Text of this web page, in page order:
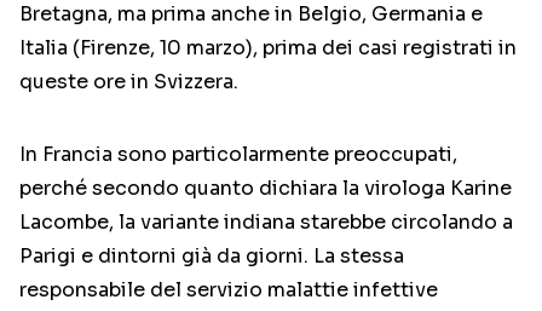
Bretagna, ma prima anche in Belgio, Germania e
Italia (Firenze, 10 marzo), prima dei casi registrati in
queste ore in Svizzera.
In Francia sono particolarmente preoccupati,
perché secondo quanto dichiara la virologa Karine
Lacombe, la variante indiana starebbe circolando a
Parigi e dintorni già da giorni. La stessa
responsabile del servizio malattie infettive